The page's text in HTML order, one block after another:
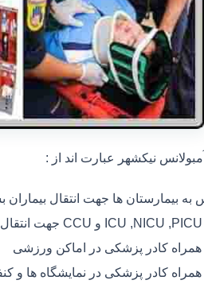
نیکشهر عبارت اند از :
به بیمارستان ها جهت انتقال
همراه کادر پزشکی در اماکن ورزشی
همراه کادر پزشکی در نمایشگاه ها و